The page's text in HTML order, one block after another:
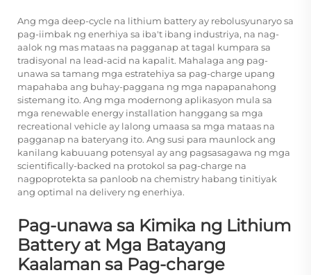
Ang mga deep-cycle na lithium battery ay rebolusyunaryo sa
pag-iimbak ng enerhiya sa iba't ibang industriya, na nag-
aalok ng mas mataas na pagganap at tagal kumpara sa
tradisyonal na lead-acid na kapalit. Mahalaga ang pag-
unawa sa tamang mga estratehiya sa pag-charge upang
mapahaba ang buhay-paggana ng mga napapanahong
sistemang ito. Ang mga modernong aplikasyon mula sa
mga renewable energy installation hanggang sa mga
recreational vehicle ay lalong umaasa sa mga mataas na
pagganap na bateryang ito. Ang susi para maunlock ang
kanilang kabuuang potensyal ay ang pagsasagawa ng mga
scientifically-backed na protokol sa pag-charge na
nagpoprotekta sa panloob na chemistry habang tinitiyak
ang optimal na delivery ng enerhiya.
Pag-unawa sa Kimika ng Lithium
Battery at Mga Batayang
Kaalaman sa Pag-charge